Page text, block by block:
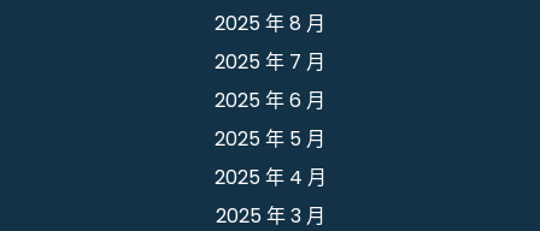
2025 年 8 月
2025 年 7 月
2025 年 6 月
2025 年 5 月
2025 年 4 月
2025 年 3 月